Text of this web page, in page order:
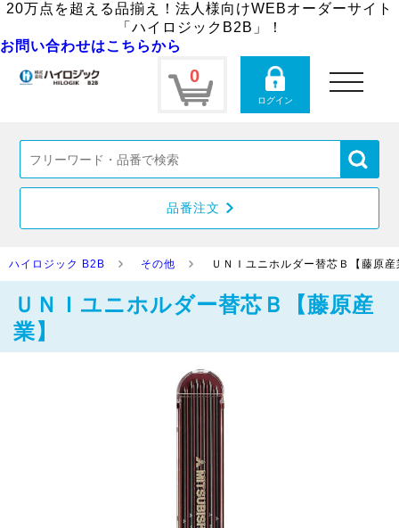
20万点を超える品揃え！法人様向けWEBオーダーサイト
「ハイロジックB2B」！
お問い合わせはこちらから
0
ログイン
toggle
navigation
品番注文
ハイロジック B2B その他 ＵＮＩユニホルダー替芯Ｂ【藤原産
ＵＮＩユニホルダー替芯Ｂ【藤原産
業】